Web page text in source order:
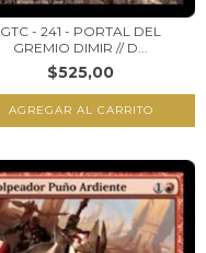
GTC - 241 - PORTAL DEL
GREMIO DIMIR // D...
$525,00